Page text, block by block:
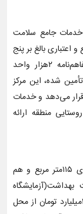
جامع سلامت
با زیربنای ۴۱۳ متر مربع و اعتباری بالغ بر پنج
میلیارد و ۵۰۰ میلیون تومان که از محل طرح تفاهم‌نامه ۲هزار واحد
شده، این مرکز
تحت پوشش قرار می‌دهد و خدمات
منطقه ارائه
زیربنای ۲۲۰ مترمربع، آزمایشگاه آب شناسی با زیربنای ۱۱۵متر مربع و هم
مولکولی) با زیربنای ۱۱۰متر مربع و اعتباراتی بالغ بر ۴میلیارد تومان از محل